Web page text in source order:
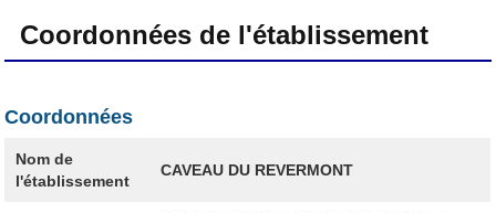
Coordonnées de l'établissement
Coordonnées
Nom de
l'établissement
CAVEAU DU REVERMONT